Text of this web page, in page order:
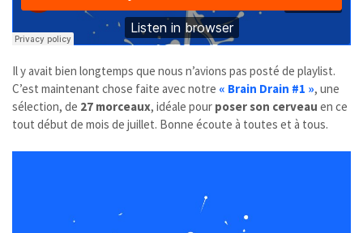
Il y avait bien longtemps que nous n’avions pas posté de playlist.
C’est maintenant chose faite avec notre « Brain Drain #1 », une
sélection, de 27 morceaux, idéale pour poser son cerveau en ce
tout début de mois de juillet. Bonne écoute à toutes et à tous.